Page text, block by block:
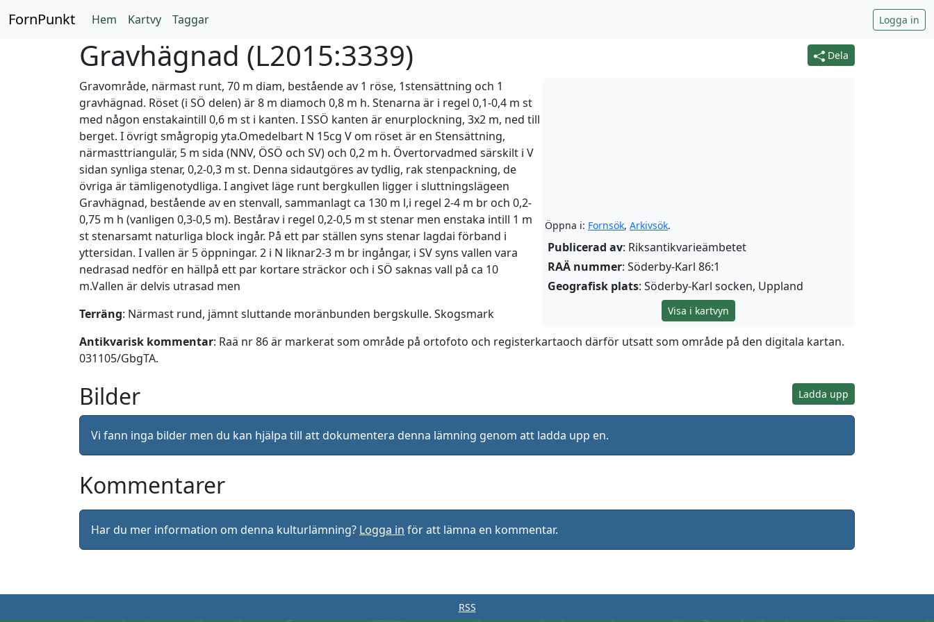
FornPunkt Hem Kartvy Taggar Logga in
Dela
Gravhägnad (L2015:3339)
Öppna i: Fornsök, Arkivsök.
Publicerad av: Riksantikvarieämbetet
RAÄ nummer: Söderby-Karl 86:1
Geografisk plats: Söderby-Karl socken, Uppland
Visa i kartvyn
Gravområde, närmast runt, 70 m diam, bestående av 1 röse, 1stensättning och 1
gravhägnad. Röset (i SÖ delen) är 8 m diamoch 0,8 m h. Stenarna är i regel 0,1-0,4 m st
med någon enstakaintill 0,6 m st i kanten. I SSÖ kanten är enurplockning, 3x2 m, ned till
berget. I övrigt smågropig yta.Omedelbart N 15cg V om röset är en Stensättning,
närmasttriangulär, 5 m sida (NNV, ÖSÖ och SV) och 0,2 m h. Övertorvadmed särskilt i V
sidan synliga stenar, 0,2-0,3 m st. Denna sidautgöres av tydlig, rak stenpackning, de
övriga är tämligenotydliga. I angivet läge runt bergkullen ligger i sluttningslägeen
Gravhägnad, bestående av en stenvall, sammanlagt ca 130 m l,i regel 2-4 m br och 0,2-
0,75 m h (vanligen 0,3-0,5 m). Bestårav i regel 0,2-0,5 m st stenar men enstaka intill 1 m
st stenarsamt naturliga block ingår. På ett par ställen syns stenar lagdai förband i
yttersidan. I vallen är 5 öppningar. 2 i N liknar2-3 m br ingångar, i SV syns vallen vara
nedrasad nedför en hällpå ett par kortare sträckor och i SÖ saknas vall på ca 10
m.Vallen är delvis utrasad men
Terräng: Närmast rund, jämnt sluttande moränbunden bergskulle. Skogsmark
Antikvarisk kommentar: Raä nr 86 är markerat som område på ortofoto och registerkartaoch därför utsatt som område på den digitala kartan.
031105/GbgTA.
Ladda upp
Bilder
Vi fann inga bilder men du kan hjälpa till att dokumentera denna lämning genom att ladda upp en.
Kommentarer
Har du mer information om denna kulturlämning? Logga in för att lämna en kommentar.
RSS